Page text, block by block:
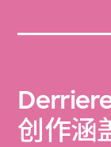
创作涵